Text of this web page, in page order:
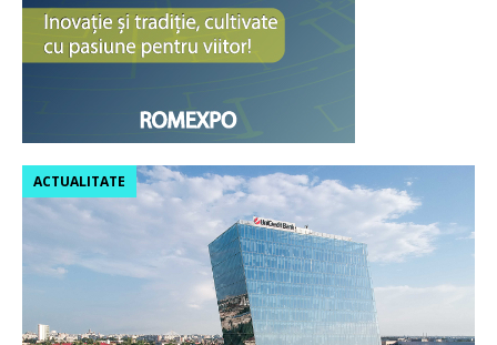
ACTUALITATE